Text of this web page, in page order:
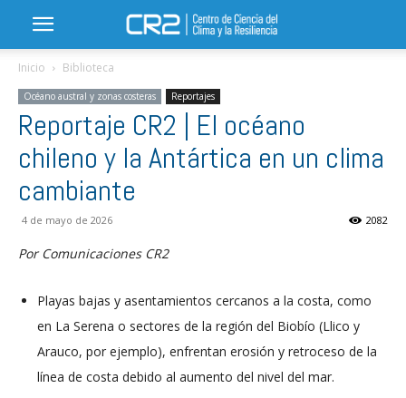
Inicio Biblioteca
Océano austral y zonas costeras Reportajes
Reportaje CR2 | El océano
chileno y la Antártica en un clima
cambiante
4 de mayo de 2026 2082
Por Comunicaciones CR2
Playas bajas y asentamientos cercanos a la costa, como
en La Serena o sectores de la región del Biobío (Llico y
Arauco, por ejemplo), enfrentan erosión y retroceso de la
línea de costa debido al aumento del nivel del mar.